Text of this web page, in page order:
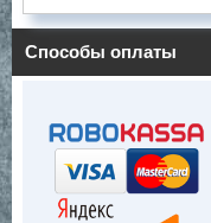
Способы оплаты